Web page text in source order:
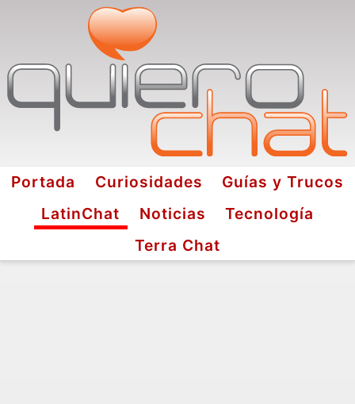
Portada Curiosidades
Guías y Trucos
LatinChat
Noticias
Tecnología
Terra Chat